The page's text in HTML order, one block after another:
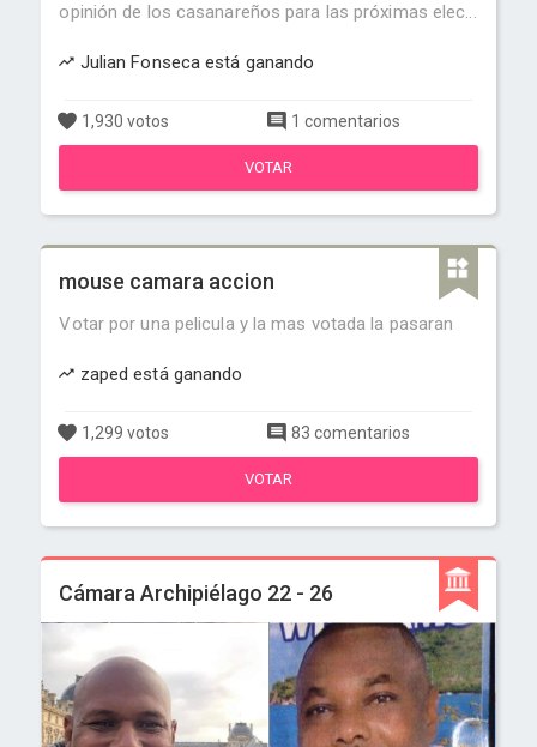
opinión de los casanareños para las próximas elec...
Julian Fonseca está ganando
1,930 votos 1 comentarios
VOTAR
mouse camara accion
Votar por una pelicula y la mas votada la pasaran
zaped está ganando
1,299 votos 83 comentarios
VOTAR
Cámara Archipiélago 22 - 26